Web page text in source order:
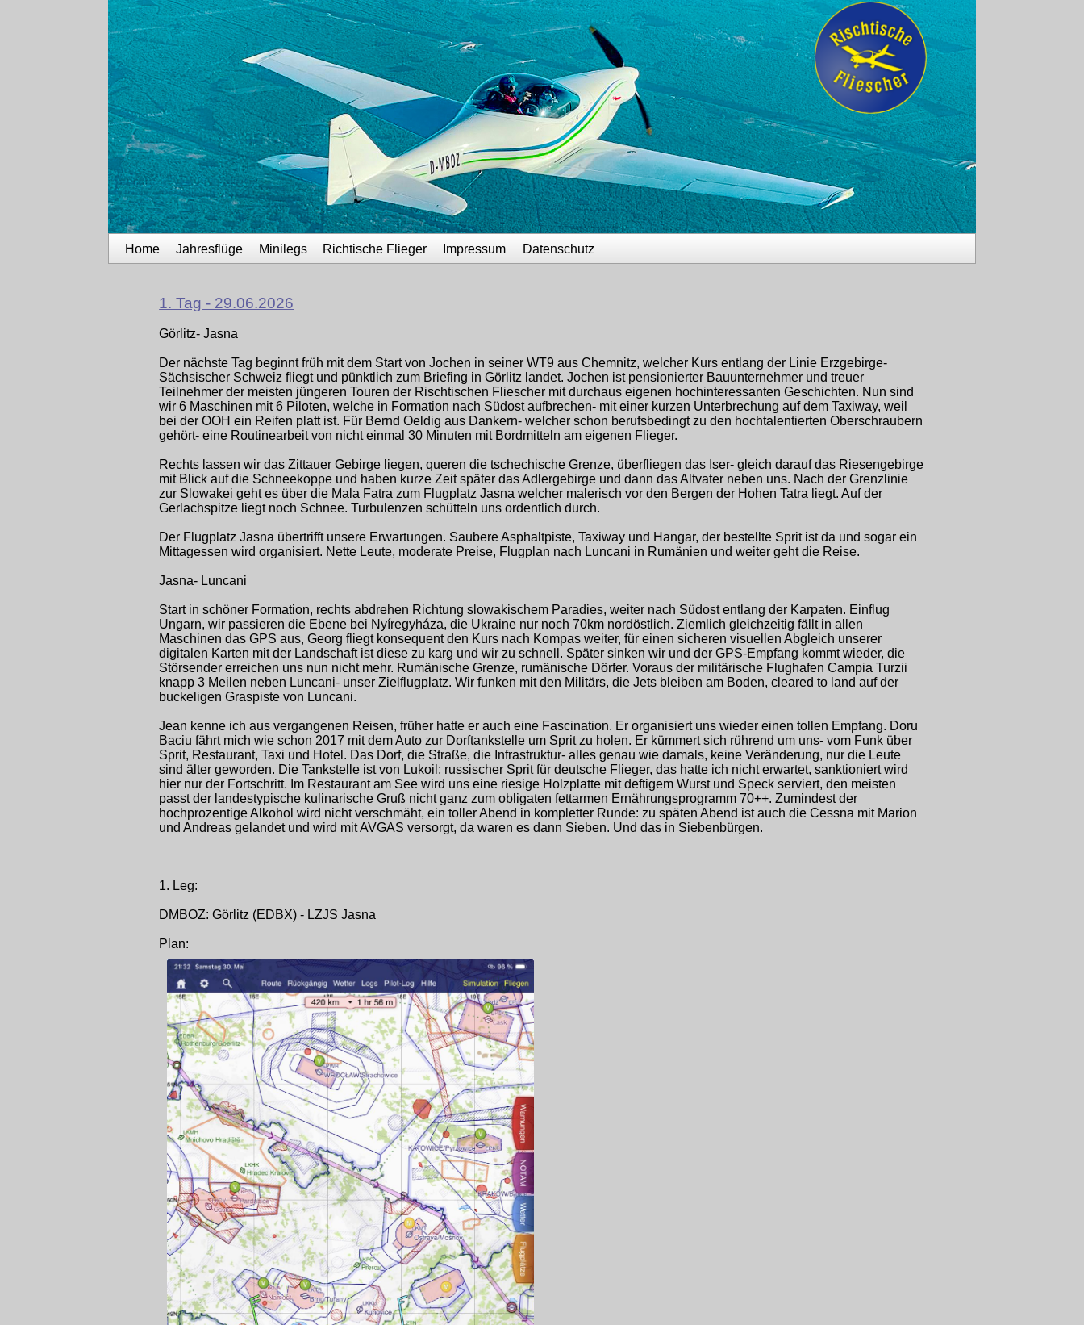
Home Jahresflüge Minilegs Richtische Flieger Impressum Datenschutz
1. Tag - 29.06.2026
Görlitz- Jasna
Der nächste Tag beginnt früh mit dem Start von Jochen in seiner WT9 aus Chemnitz, welcher Kurs entlang der Linie Erzgebirge-
Sächsischer Schweiz fliegt und pünktlich zum Briefing in Görlitz landet. Jochen ist pensionierter Bauunternehmer und treuer
Teilnehmer der meisten jüngeren Touren der Rischtischen Fliescher mit durchaus eigenen hochinteressanten Geschichten. Nun sind
wir 6 Maschinen mit 6 Piloten, welche in Formation nach Südost aufbrechen- mit einer kurzen Unterbrechung auf dem Taxiway, weil
bei der OOH ein Reifen platt ist. Für Bernd Oeldig aus Dankern- welcher schon berufsbedingt zu den hochtalentierten Oberschraubern
gehört- eine Routinearbeit von nicht einmal 30 Minuten mit Bordmitteln am eigenen Flieger.
Rechts lassen wir das Zittauer Gebirge liegen, queren die tschechische Grenze, überfliegen das Iser- gleich darauf das Riesengebirge
mit Blick auf die Schneekoppe und haben kurze Zeit später das Adlergebirge und dann das Altvater neben uns. Nach der Grenzlinie
zur Slowakei geht es über die Mala Fatra zum Flugplatz Jasna welcher malerisch vor den Bergen der Hohen Tatra liegt. Auf der
Gerlachspitze liegt noch Schnee. Turbulenzen schütteln uns ordentlich durch.
Der Flugplatz Jasna übertrifft unsere Erwartungen. Saubere Asphaltpiste, Taxiway und Hangar, der bestellte Sprit ist da und sogar ein
Mittagessen wird organisiert. Nette Leute, moderate Preise, Flugplan nach Luncani in Rumänien und weiter geht die Reise.
Jasna- Luncani
Start in schöner Formation, rechts abdrehen Richtung slowakischem Paradies, weiter nach Südost entlang der Karpaten. Einflug
Ungarn, wir passieren die Ebene bei Nyíregyháza, die Ukraine nur noch 70km nordöstlich. Ziemlich gleichzeitig fällt in allen
Maschinen das GPS aus, Georg fliegt konsequent den Kurs nach Kompas weiter, für einen sicheren visuellen Abgleich unserer
digitalen Karten mit der Landschaft ist diese zu karg und wir zu schnell. Später sinken wir und der GPS-Empfang kommt wieder, die
Störsender erreichen uns nun nicht mehr. Rumänische Grenze, rumänische Dörfer. Voraus der militärische Flughafen Campia Turzii
knapp 3 Meilen neben Luncani- unser Zielflugplatz. Wir funken mit den Militärs, die Jets bleiben am Boden, cleared to land auf der
buckeligen Graspiste von Luncani.
Jean kenne ich aus vergangenen Reisen, früher hatte er auch eine Fascination. Er organisiert uns wieder einen tollen Empfang. Doru
Baciu fährt mich wie schon 2017 mit dem Auto zur Dorftankstelle um Sprit zu holen. Er kümmert sich rührend um uns- vom Funk über
Sprit, Restaurant, Taxi und Hotel. Das Dorf, die Straße, die Infrastruktur- alles genau wie damals, keine Veränderung, nur die Leute
sind älter geworden. Die Tankstelle ist von Lukoil; russischer Sprit für deutsche Flieger, das hatte ich nicht erwartet, sanktioniert wird
hier nur der Fortschritt. Im Restaurant am See wird uns eine riesige Holzplatte mit deftigem Wurst und Speck serviert, den meisten
passt der landestypische kulinarische Gruß nicht ganz zum obligaten fettarmen Ernährungsprogramm 70++. Zumindest der
hochprozentige Alkohol wird nicht verschmäht, ein toller Abend in kompletter Runde: zu späten Abend ist auch die Cessna mit Marion
und Andreas gelandet und wird mit AVGAS versorgt, da waren es dann Sieben. Und das in Siebenbürgen.
1. Leg:
DMBOZ: Görlitz (EDBX) - LZJS Jasna
Plan: